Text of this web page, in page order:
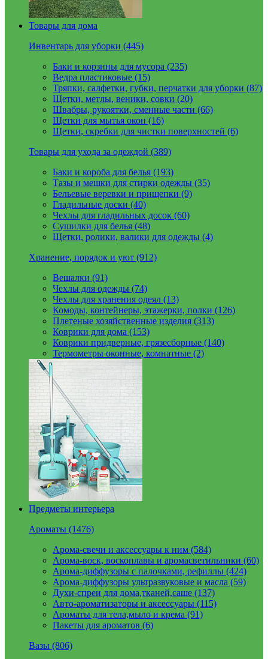
Товары для дома
Инвентарь для уборки (445)
Баки и корзины для мусора (235)
Ведра пластиковые (15)
Тряпки, салфетки, губки, перчатки для уборки (87)
Щетки, метлы, веники, совки (20)
Швабры, рукоятки, сменные части (66)
Щетки для мытья окон (16)
Щетки, скребки для чистки поверхностей (6)
Товары для ухода за одеждой (389)
Баки и короба для белья (193)
Тазы и мешки для стирки одежды (35)
Бельевые веревки и прищепки (9)
Гладильные доски (40)
Чехлы для гладильных досок (60)
Сушилки для белья (48)
Щетки, ролики, валики для одежды (4)
Хранение, порядок и уют (912)
Вешалки (91)
Чехлы для одежды (74)
Чехлы для хранения одеял (13)
Комоды, контейнеры, этажерки, полки (126)
Плетеные хозяйственные изделия (313)
Коврики для дома (153)
Коврики придверные, грязесборные (140)
Термометры оконные, комнатные (2)
Предметы интерьера
Ароматы (1476)
Арома-свечи и аксессуары к ним (584)
Арома-воск, воскоплавы и аромасветильники (60)
Арома-диффузоры с палочками, рефиллы (424)
Арома-диффузоры ультразвуковые и масла (59)
Духи-спреи для дома,тканей,саше (137)
Авто-ароматизаторы и аксессуары (115)
Ароматы для тела,мыло и крема (91)
Пакеты для ароматов (6)
Вазы (806)